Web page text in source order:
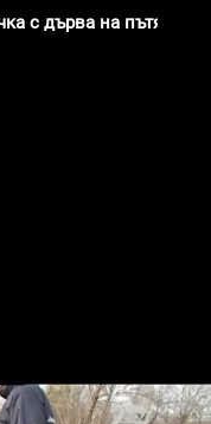
с дърва на пътя?